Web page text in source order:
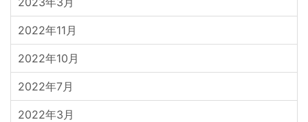
2022年11月
2022年10月
2022年7月
2022年3月